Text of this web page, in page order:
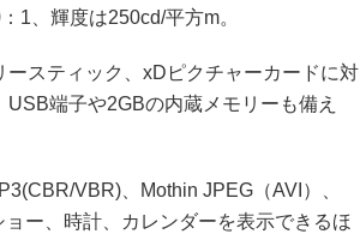
1、輝度は250cd/平方m。
スティック、xDピクチャーカードに対
端子や2GBの内蔵メモリーも備え
VBR)、Mothin JPEG（AVI）、
ー、時計、カレンダーを表示できるほ